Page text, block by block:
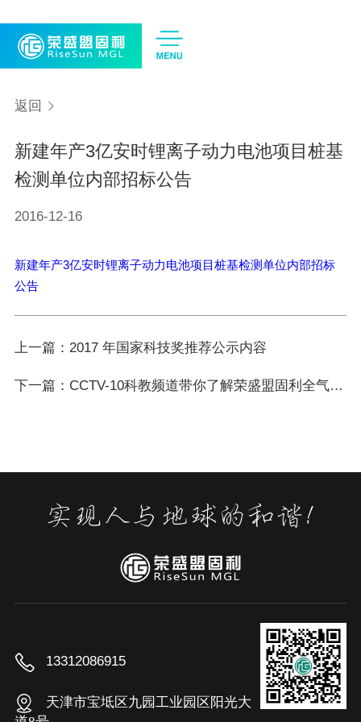
返回
新建年产3亿安时锂离子动力电池项目桩基
检测单位内部招标公告
2016-12-16
新建年产3亿安时锂离子动力电池项目桩基检测单位内部招标
公告
上一篇：2017 年国家科技奖推荐公示内容
下一篇：CCTV-10科教频道带你了解荣盛盟固利全气候电池技术
13312086915
天津市宝坻区九园工业园区阳光大